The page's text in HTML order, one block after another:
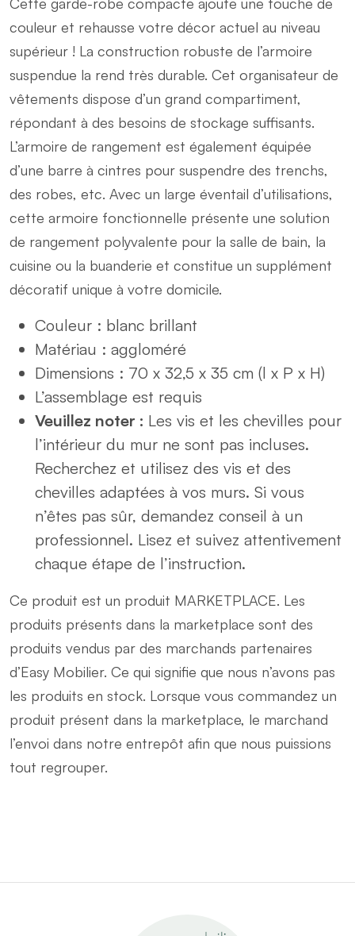
70x35
(MARKETPLACE)
quantity
couleur et rehausse votre décor actuel au niveau
supérieur ! La construction robuste de l’armoire
suspendue la rend très durable. Cet organisateur de
vêtements dispose d’un grand compartiment,
répondant à des besoins de stockage suffisants.
L’armoire de rangement est également équipée
d’une barre à cintres pour suspendre des trenchs,
des robes, etc. Avec un large éventail d’utilisations,
cette armoire fonctionnelle présente une solution
de rangement polyvalente pour la salle de bain, la
cuisine ou la buanderie et constitue un supplément
décoratif unique à votre domicile.
Couleur : blanc brillant
Matériau : aggloméré
Dimensions : 70 x 32,5 x 35 cm (l x P x H)
L’assemblage est requis
Veuillez noter : Les vis et les chevilles pour
l’intérieur du mur ne sont pas incluses.
Recherchez et utilisez des vis et des
chevilles adaptées à vos murs. Si vous
n’êtes pas sûr, demandez conseil à un
professionnel. Lisez et suivez attentivement
chaque étape de l’instruction.
Ce produit est un produit MARKETPLACE. Les
produits présents dans la marketplace sont des
produits vendus par des marchands partenaires
d’Easy Mobilier. Ce qui signifie que nous n’avons pas
les produits en stock. Lorsque vous commandez un
produit présent dans la marketplace, le marchand
l’envoi dans notre entrepôt afin que nous puissions
tout regrouper.